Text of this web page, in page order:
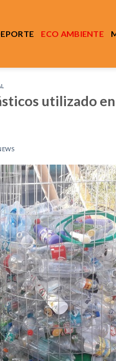
ECO AMBIENTE
utilizado en